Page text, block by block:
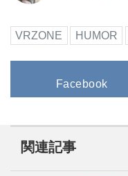
VRZONE HUMOR
Facebook
関連記事